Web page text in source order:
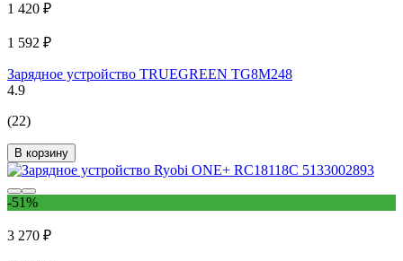
1 420 ₽
1 592 ₽
Зарядное устройство TRUEGREEN TG8M248
4.9
(22)
В корзину
-51%
3 270 ₽